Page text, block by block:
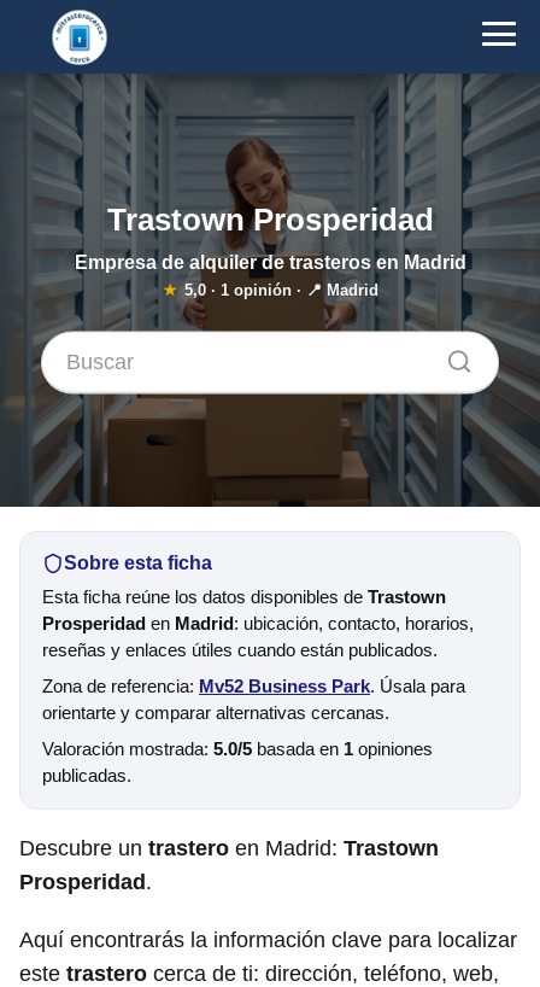
Trastown Prosperidad
Empresa de alquiler de trasteros en Madrid
★ 5,0· 1opinión · 📍 Madrid
Sobre esta ficha
Esta ficha reúne los datos disponibles de Trastown
Prosperidad en Madrid: ubicación, contacto, horarios,
reseñas y enlaces útiles cuando están publicados.
Zona de referencia: Mv52 Business Park. Úsala para
orientarte y comparar alternativas cercanas.
Valoración mostrada: 5.0/5 basada en 1 opiniones
publicadas.
Descubre un trastero en Madrid: Trastown
Prosperidad .
Aquí encontrarás la información clave para localizar
este trastero cerca de ti: dirección, teléfono, web,